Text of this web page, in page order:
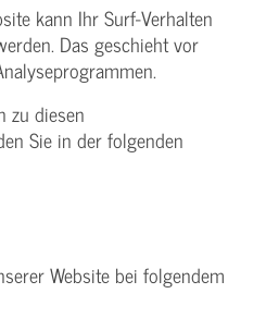
kann Ihr Surf-Verhalten
Das geschieht vor
zu diesen
Sie in der folgenden
Website bei folgendem